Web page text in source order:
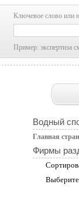
Ключевое слово или
Пример: экспертиза
Водный
Главная
Фирмы